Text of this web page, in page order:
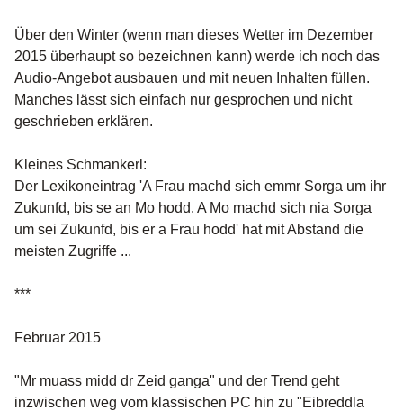
Über den Winter (wenn man dieses Wetter im Dezember
2015 überhaupt so bezeichnen kann) werde ich noch das
Audio-Angebot ausbauen und mit neuen Inhalten füllen.
Manches lässt sich einfach nur gesprochen und nicht
geschrieben erklären.
Kleines Schmankerl:
Der Lexikoneintrag 'A Frau machd sich emmr Sorga um ihr
Zukunfd, bis se an Mo hodd. A Mo machd sich nia Sorga
um sei Zukunfd, bis er a Frau hodd' hat mit Abstand die
meisten Zugriffe ...
***
Februar 2015
"Mr muass midd dr Zeid ganga" und der Trend geht
inzwischen weg vom klassischen PC hin zu "Eibreddla